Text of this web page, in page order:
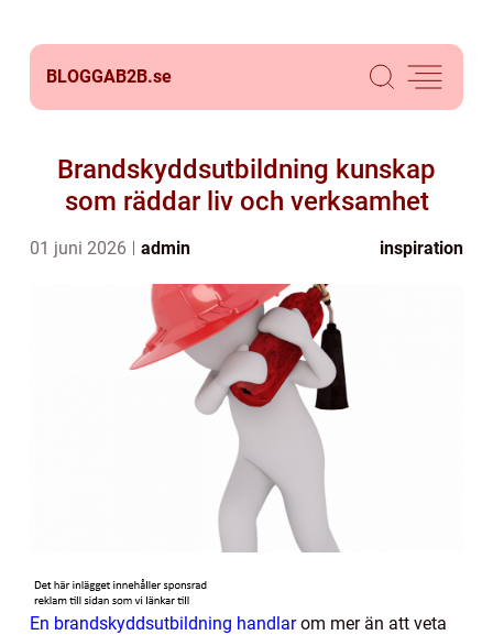
BLOGGAB2B.se
Brandskyddsutbildning kunskap
som räddar liv och verksamhet
01 juni 2026 admin inspiration
En brandskyddsutbildning handlarom mer än att veta